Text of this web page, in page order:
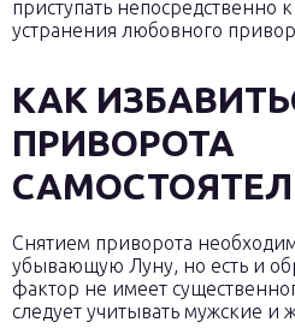
приступать непосредственно
устранения любовного
КАК
ПРИВОРОТА
Снятием приворота
убывающую Луну, но есть и
фактор не имеет
следует учитывать мужские и